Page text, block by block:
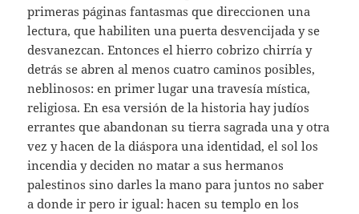
primeras páginas fantasmas que direccionen una
lectura, que habiliten una puerta desvencijada y se
desvanezcan. Entonces el hierro cobrizo chirría y
detrás se abren al menos cuatro caminos posibles,
neblinosos: en primer lugar una travesía mística,
religiosa. En esa versión de la historia hay judíos
errantes que abandonan su tierra sagrada una y otra
vez y hacen de la diáspora una identidad, el sol los
incendia y deciden no matar a sus hermanos
palestinos sino darles la mano para juntos no saber
a donde ir pero ir igual: hacen su templo en los